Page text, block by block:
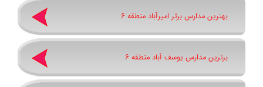
بهترین مدارس برتر امیرآباد منطقه 6
برترین مدارس یوسف آباد منطقه 6